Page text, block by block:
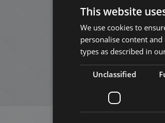
This website
We use cookies to
personalise content
types as described in
Unclassified